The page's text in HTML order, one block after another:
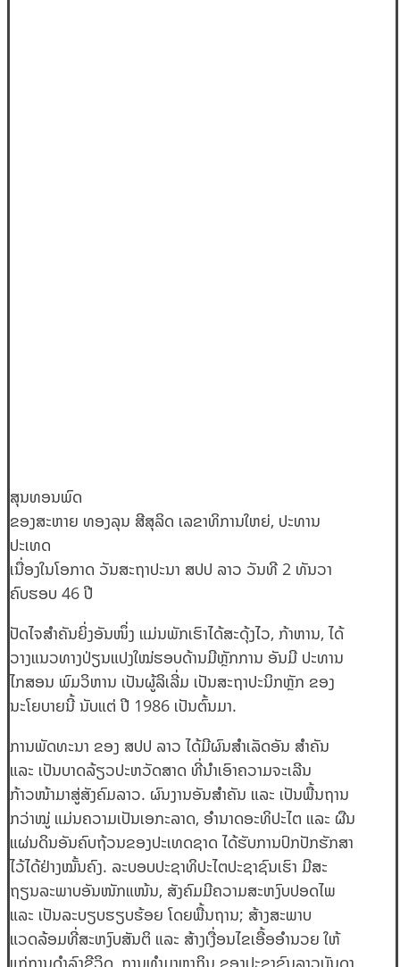
ສຸນທອນພົດ
ຂອງສະຫາຍ ທອງລຸນ ສີສຸລິດ ເລຂາທິການໃຫຍ່, ປະທານ
ປະເທດ
ເນື່ອງໃນໂອກາດ ວັນສະຖາປະນາ ສປປ ລາວ ວັນທີ 2 ທັນວາ
ຄົບຮອບ 46 ປີ
ປັດໄຈສຳຄັນຍິ່ງອັນໜຶ່ງ ແມ່ນພັກເຮົາໄດ້ສະດຸ້ງໄວ, ກ້າຫານ, ໄດ້
ວາງແນວທາງປ່ຽນແປງໃໝ່ຮອບດ້ານມີຫຼັກການ ອັນມີ ປະທານ
ໄກສອນ ພົມວິຫານ ເປັນຜູ້ລິເລີ່ມ ເປັນສະຖາປະນິກຫຼັກ ຂອງ
ນະໂຍບາຍນີ້ ນັບແຕ່ ປີ 1986 ເປັນຕົ້ນມາ.
ການພັດທະນາ ຂອງ ສປປ ລາວ ໄດ້ມີຜົນສໍາເລັດອັນ ສໍາຄັນ
ແລະ ເປັນບາດລ້ຽວປະຫວັດສາດ ທີ່ນໍາເອົາຄວາມຈະເລີນ
ກ້າວໜ້າມາສູ່ສັງຄົມລາວ. ຜົນງານອັນສໍາຄັນ ແລະ ເປັນພື້ນຖານ
ກວ່າໝູ່ ແມ່ນຄວາມເປັນເອກະລາດ, ອໍານາດອະທິປະໄຕ ແລະ ຜືນ
ແຜ່ນດິນອັນຄົບຖ້ວນຂອງປະເທດຊາດ ໄດ້ຮັບການປົກປັກຮັກສາ
ໄວ້ໄດ້ຢ່າງໝັ້ນຄົງ. ລະບອບປະຊາທິປະໄຕປະຊາຊົນເຮົາ ມີສະ
ຖຽນລະພາບອັນໜັກແໜ້ນ, ສັງຄົມມີຄວາມສະຫງົບປອດໄພ
ແລະ ເປັນລະບຽບຮຽບຮ້ອຍ ໂດຍພື້ນຖານ; ສ້າງສະພາບ
ແວດລ້ອມທີ່ສະຫງົບສັນຕິ ແລະ ສ້າງເງື່ອນໄຂເອື້ອອໍານວຍ ໃຫ້
ແກ່ການດຳລົງຊີວິດ, ການທໍາມາຫາກິນ ຂອງປະຊາຊົນລາວບັນດາ